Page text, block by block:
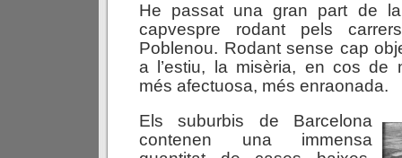
He passat una gran part de
capvespre rodant pels
Poblenou. Rodant sense cap
a l’estiu, la misèria, en cos de
més afectuosa, més enraonada.
Els suburbis de Barcelona
contenen una immensa